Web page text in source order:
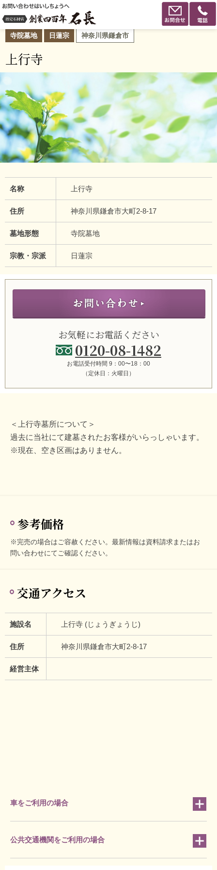
寺院墓地 日蓮宗 神奈川県鎌倉市
上行寺
名称 上行寺
住所 神奈川県鎌倉市大町2-8-17
墓地形態 寺院墓地
宗教・宗派 日蓮宗
お気軽にお電話ください
0120-08-1482
お電話受付時間 9：00〜18：00
（定休日：火曜日）
＜上行寺墓所について＞
過去に当社にて建墓されたお客様がいらっしゃいます。
※現在、空き区画はありません。
参考価格
※完売の場合はご容赦ください。最新情報は資料請求またはお
問い合わせにてご確認ください。
交通アクセス
施設名 上行寺 (じょうぎょうじ)
住所 神奈川県鎌倉市大町2-8-17
経営主体
車をご利用の場合
公共交通機関をご利用の場合